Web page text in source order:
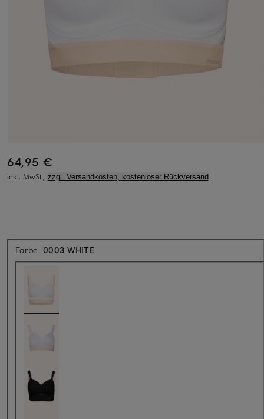
64,95 €
inkl. MwSt., zzgl. Versandkosten, kostenloser Rückversand
Farbe:0003 WHITE